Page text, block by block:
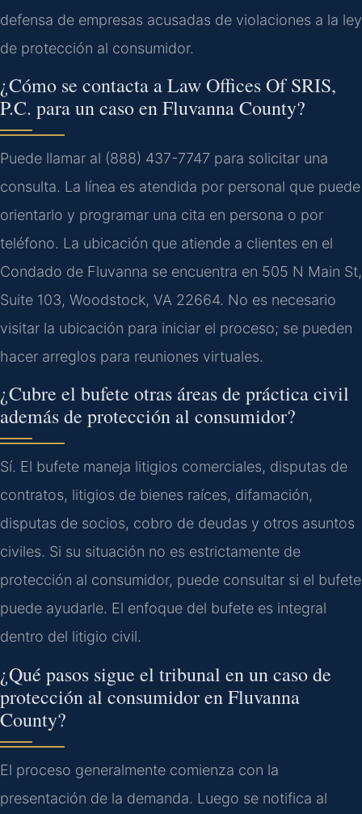
defensa de empresas acusadas de violaciones a la ley
de protección al consumidor.
¿Cómo se contacta a Law Offices Of SRIS,
P.C. para un caso en Fluvanna County?
Puede llamar al (888) 437-7747 para solicitar una
consulta. La línea es atendida por personal que puede
orientarlo y programar una cita en persona o por
teléfono. La ubicación que atiende a clientes en el
Condado de Fluvanna se encuentra en 505 N Main St,
Suite 103, Woodstock, VA 22664. No es necesario
visitar la ubicación para iniciar el proceso; se pueden
hacer arreglos para reuniones virtuales.
¿Cubre el bufete otras áreas de práctica civil
además de protección al consumidor?
Sí. El bufete maneja litigios comerciales, disputas de
contratos, litigios de bienes raíces, difamación,
disputas de socios, cobro de deudas y otros asuntos
civiles. Si su situación no es estrictamente de
protección al consumidor, puede consultar si el bufete
puede ayudarle. El enfoque del bufete es integral
dentro del litigio civil.
¿Qué pasos sigue el tribunal en un caso de
protección al consumidor en Fluvanna
County?
El proceso generalmente comienza con la
presentación de la demanda. Luego se notifica al